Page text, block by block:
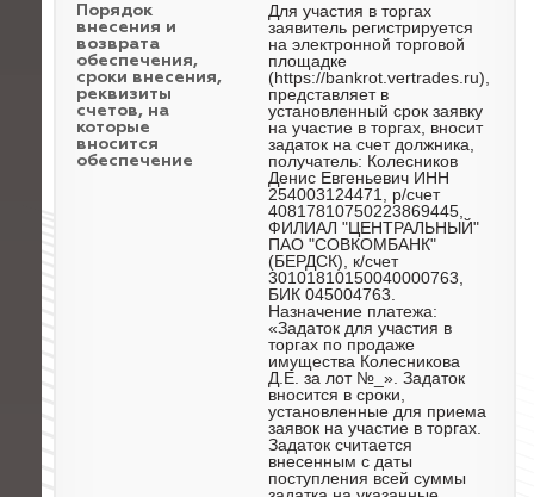
Порядок
внесения и
возврата
обеспечения,
сроки внесения,
реквизиты
счетов, на
которые
вносится
обеспечение
Для участия в торгах
заявитель регистрируется
на электронной торговой
площадке
(https://bankrot.vertrades.ru),
представляет в
установленный срок заявку
на участие в торгах, вносит
задаток на счет должника,
получатель: Колесников
Денис Евгеньевич ИНН
254003124471, р/счет
40817810750223869445,
ФИЛИАЛ "ЦЕНТРАЛЬНЫЙ"
ПАО "СОВКОМБАНК"
(БЕРДСК), к/счет
30101810150040000763,
БИК 045004763.
Назначение платежа:
«Задаток для участия в
торгах по продаже
имущества Колесникова
Д.Е. за лот №_». Задаток
вносится в сроки,
установленные для приема
заявок на участие в торгах.
Задаток считается
внесенным с даты
поступления всей суммы